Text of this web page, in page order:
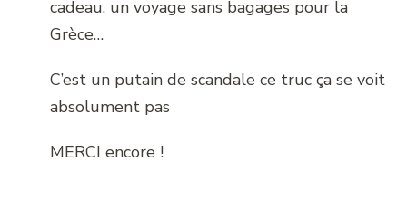
cadeau, un voyage sans bagages pour la
Grèce…
C’est un putain de scandale ce truc ça se voit
absolument pas
MERCI encore !